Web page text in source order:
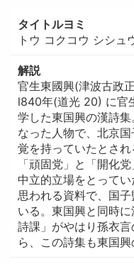
タイトルヨミ
トウ コクコウ シシュ
解説
官生東國興(津波古政
l840年(道光 20) に官
学した東国興の漢詩
なった人物で、北京
覚を持っていたとさ
「頑固党」と「開化
中立的立場をとって
思われる資料で、国
いる。東国興と同時
詩課」がやはり孫衣
ら、この詩集も東国興